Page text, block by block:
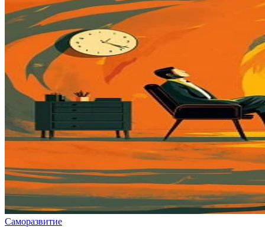
Саморазвитие